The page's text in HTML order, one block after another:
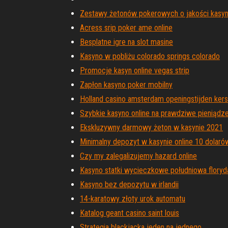
Zestawy żetonów pokerowych o jakości
Acress srip poker ame online
Besplatne igre na slot masine
Kasyno w pobliżu colorado springs colorado
Promocje kasyn online vegas strip
Zapłon kasyno poker mobilny
Holland casino amsterdam openingstijden
Szybkie kasyno online na prawdziwe pieniądze
Ekskluzywny darmowy żeton w kasynie 2021
Minimalny depozyt w kasynie online 10
Czy my zalegalizujemy hazard online
Kasyno statki wycieczkowe południowa
Kasyno bez depozytu w irlandii
14-karatowy złoty urok automatu
Katalog geant casino saint louis